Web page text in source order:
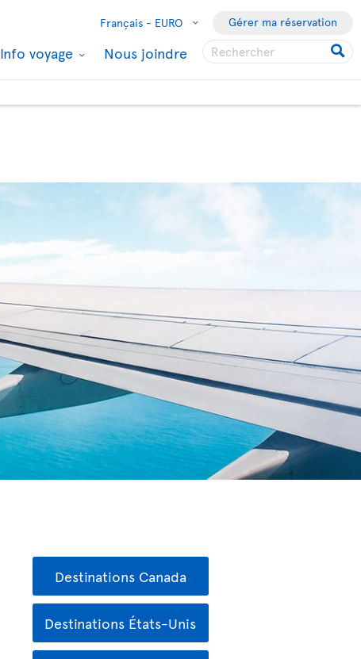
Français - EURO Gérer ma réservation
Info voyage Nous joindre
Destinations Canada
Destinations États-Unis